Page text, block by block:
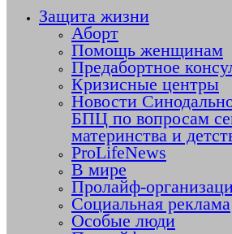
Защита жизни
Аборт
Помощь женщинам
Предабортное
Кризисные центры
Новости
БПЦ по вопросам
материнства и
ProLifeNews
В мире
Пролайф-
Социальная реклама
Особые люди